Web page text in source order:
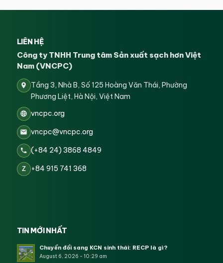
LIÊN HỆ
Công ty TNHH Trung tâm Sản xuất sạch hơn Việt
Nam (VNCPC)
Tầng 3, Nhà B, Số 125 Hoàng Văn Thái, Phường
Phương Liệt, Hà Nội, Việt Nam
vncpc.org
vncpc@vncpc.org
(+84 24) 3868 4849
Z +84 915 741 368
TIN MỚI NHẤT
Chuyển đổi sang KCN sinh thái: RECP là gì?
August 6, 2026 - 10:29 am